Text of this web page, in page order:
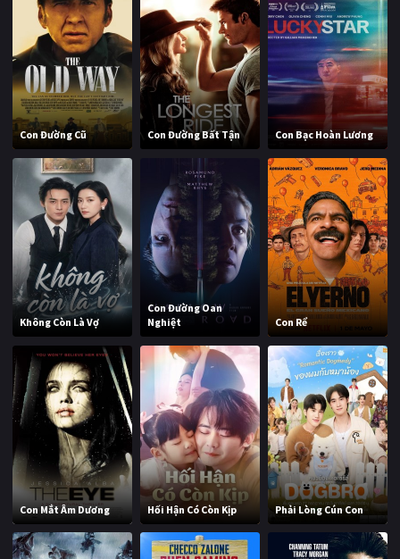
Con Đường Cũ Con Đường Bất Tận Con Bạc Hoàn Lương
Không Còn Là Vợ
Con Đường Oan
Nghiệt
Con Rể
Con Mắt Âm Dương Hối Hận Có Còn Kịp Phải Lòng Cún Con